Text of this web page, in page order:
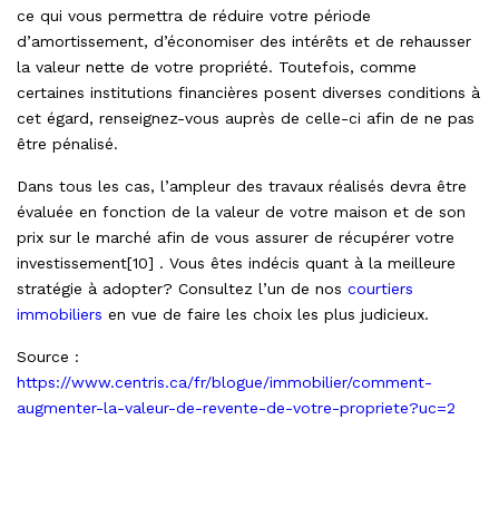
ce qui vous permettra de réduire votre période
d’amortissement, d’économiser des intérêts et de rehausser
la valeur nette de votre propriété. Toutefois, comme
certaines institutions financières posent diverses conditions à
cet égard, renseignez-vous auprès de celle-ci afin de ne pas
être pénalisé.
Dans tous les cas, l’ampleur des travaux réalisés devra être
évaluée en fonction de la valeur de votre maison et de son
prix sur le marché afin de vous assurer de récupérer votre
investissement[10] . Vous êtes indécis quant à la meilleure
stratégie à adopter? Consultez l’un de nos courtiers
immobiliers en vue de faire les choix les plus judicieux.
Source :
https://www.centris.ca/fr/blogue/immobilier/comment-
augmenter-la-valeur-de-revente-de-votre-propriete?uc=2